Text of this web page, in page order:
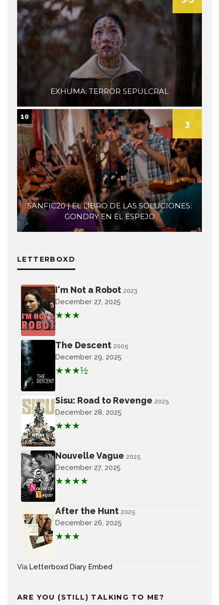
EXHUMA: TERROR SEPULCRAL
SANFIC20 | EL LIBRO DE LAS SOLUCIONES:
GONDRY EN EL ESPEJO
3
10
LETTERBOXD
I'm Not a Robot 2023
December 27, 2025
★★★
The Descent 2005
December 29, 2025
★★★½
Sisu: Road to Revenge 2025
December 28, 2025
★★★
Nouvelle Vague 2025
December 27, 2025
★★★★
After the Hunt 2025
December 26, 2025
★★★
Via Letterboxd Diary Embed
ARE YOU (STILL) TALKING TO ME?